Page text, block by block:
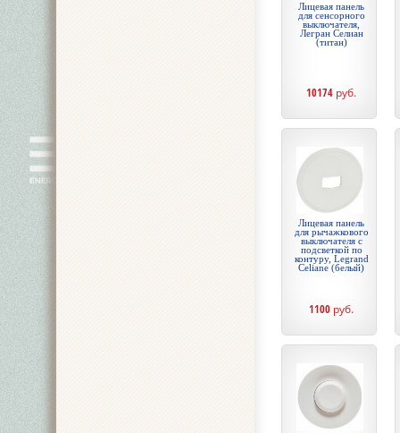
Лицевая панель
для сенсорного
выключателя,
Легран Селиан
(титан)
10174 руб.
Лицевая панель
для рычажкового
выключателя с
подсветкой по
контуру, Legrand
Celiane (белый)
1100 руб.